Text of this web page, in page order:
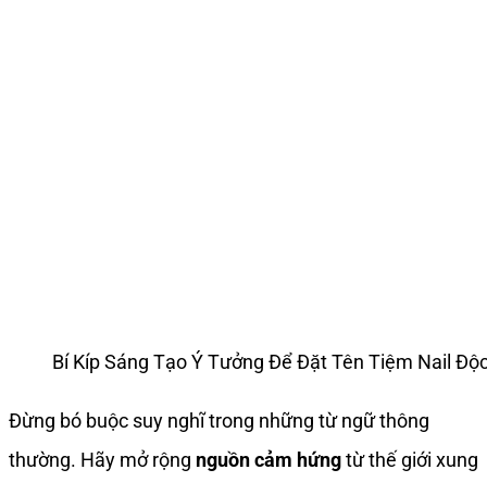
Bí Kíp Sáng Tạo Ý Tưởng Để Đặt Tên Tiệm Nail
Đừng bó buộc suy nghĩ trong những từ ngữ thông
thường. Hãy mở rộng nguồn cảm hứngtừ thế giới xung